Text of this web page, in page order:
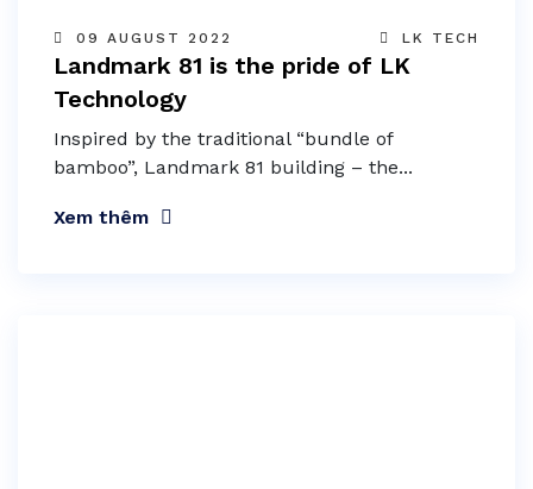
09 AUGUST 2022 LK TECH
Landmark 81 is the pride of LK
Technology
Inspired by the traditional “bundle of
bamboo”, Landmark 81 building – the...
Xem thêm